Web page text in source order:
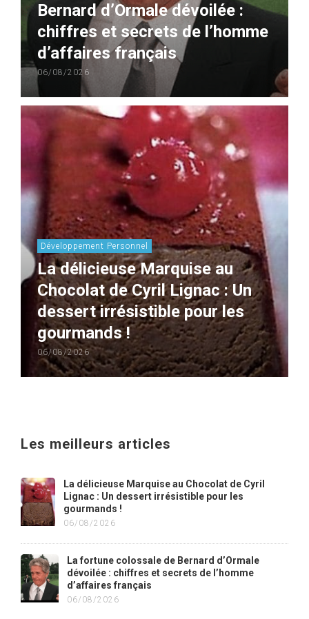
Bernard d’Ormale dévoilée :
chiffres et secrets de l’homme
d’affaires français
06/08/2026
Développement Personnel
La délicieuse Marquise au
Chocolat de Cyril Lignac : Un
dessert irrésistible pour les
gourmands !
06/08/2026
Les meilleurs articles
La délicieuse Marquise au Chocolat de Cyril
Lignac : Un dessert irrésistible pour les
gourmands !
06/08/2026
La fortune colossale de Bernard d’Ormale
dévoilée : chiffres et secrets de l’homme
d’affaires français
06/08/2026